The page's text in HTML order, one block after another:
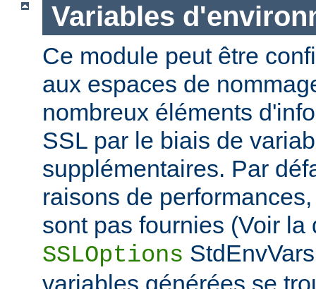
Variables
Ce module peut être
aux espaces de
nombreux éléments
SSL par le biais de
supplémentaires. Par
raisons de
sont pas fournies (Voir la
SSLOptions
variables générées se